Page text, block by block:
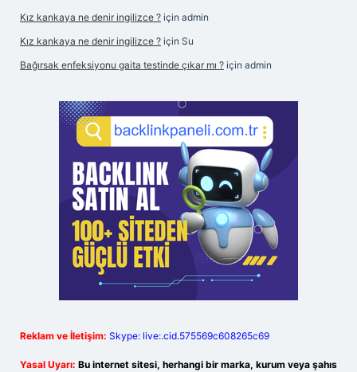
Kız kankaya ne denir ingilizce ? için admin
Kız kankaya ne denir ingilizce ? için Su
Bağırsak enfeksiyonu gaita testinde çıkar mı ? için admin
Reklam ve İletişim: Skype: live:.cid.575569c608265c69
Yasal Uyarı: Bu internet sitesi, herhangi bir marka, kurum veya şahıs